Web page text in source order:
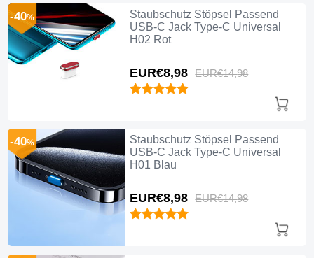
Staubschutz Stöpsel Passend
USB-C Jack Type-C Universal
H02 Rot
EUR€8,98 EUR€14,98
-40%
Staubschutz Stöpsel Passend
USB-C Jack Type-C Universal
H01 Blau
EUR€8,98 EUR€14,98
-40%